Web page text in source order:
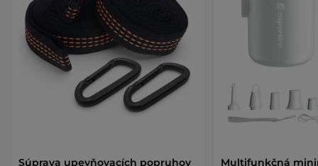
Súprava upevňovacích popruhov
Multifunkčná